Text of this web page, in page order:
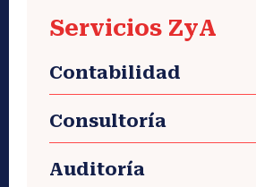
Servicios ZyA
Contabilidad
Consultoría
Auditoría